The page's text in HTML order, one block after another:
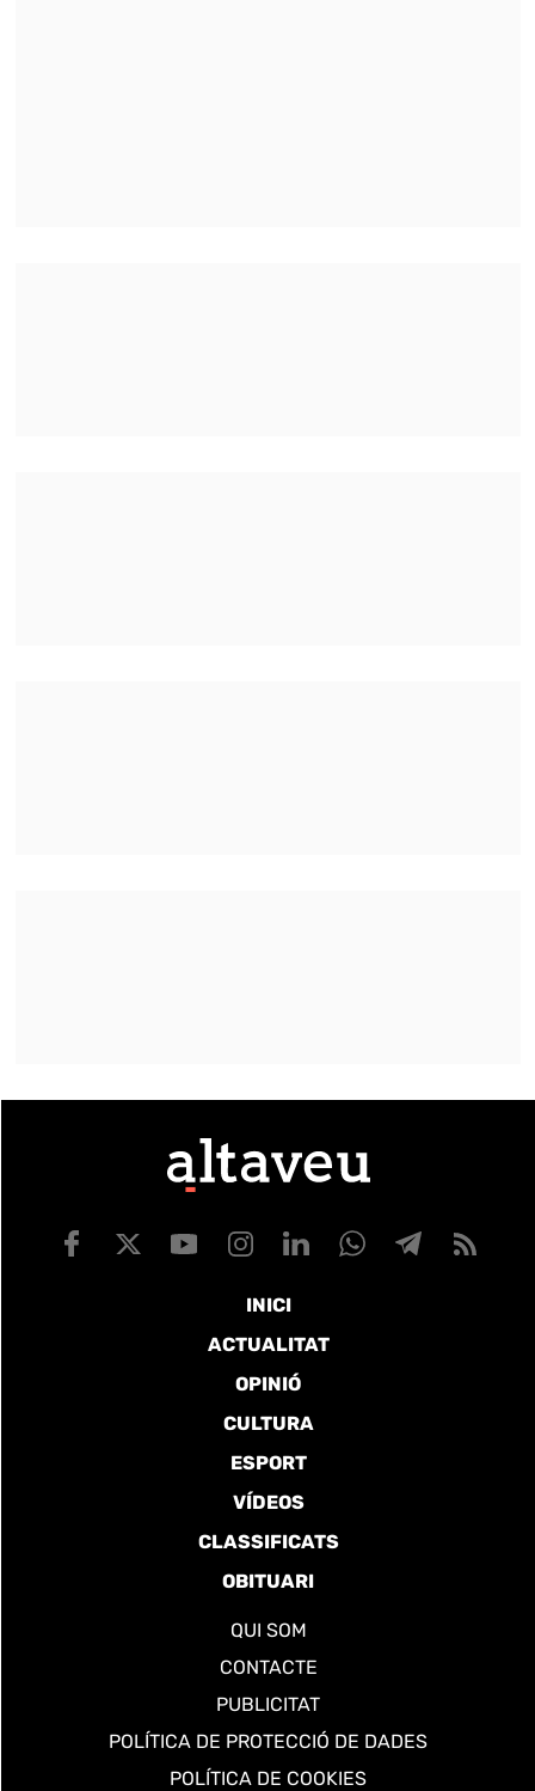
INICI
ACTUALITAT
OPINIÓ
CULTURA
ESPORT
VÍDEOS
CLASSIFICATS
OBITUARI
QUI SOM
CONTACTE
PUBLICITAT
POLÍTICA DE PROTECCIÓ DE DADES
POLÍTICA DE COOKIES